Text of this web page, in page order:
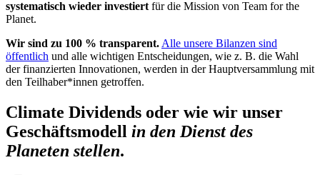
systematisch wieder investiert für die Mission von Team for the
Planet.
Wir sind zu 100 % transparent. Alle unsere Bilanzen sind
öffentlich und alle wichtigen Entscheidungen, wie z. B. die Wahl
der finanzierten Innovationen, werden in der Hauptversammlung mit
den Teilhaber*innen getroffen.
Climate Dividends oder wie wir unser
Geschäftsmodell in den Dienst des
Planeten stellen.